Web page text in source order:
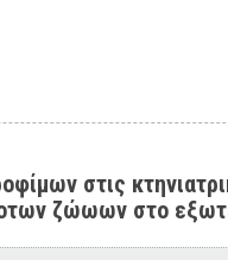
στις
ζώωων στο